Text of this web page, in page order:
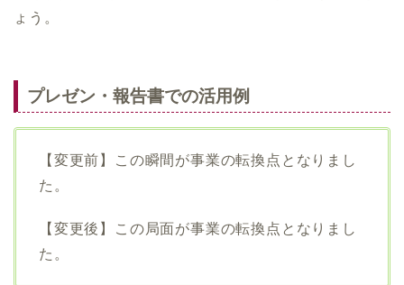
ょう。
プレゼン・報告書での活用例
【変更前】この瞬間が事業の転換点となりまし
た。
【変更後】この局面が事業の転換点となりまし
た。